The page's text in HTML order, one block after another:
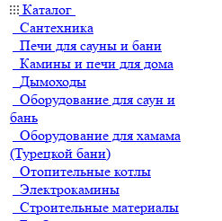
Каталог
Сантехника
Печи для сауны и бани
Камины и печи для дома
Дымоходы
Оборудование для саун и
бань
Оборудование для хамама
(Турецкой бани)
Отопительные котлы
Электрокамины
Строительные материалы